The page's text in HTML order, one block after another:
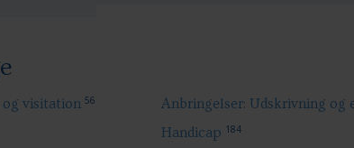
og visitation 56 Anbringelser: Udskrivning og
Handicap 184